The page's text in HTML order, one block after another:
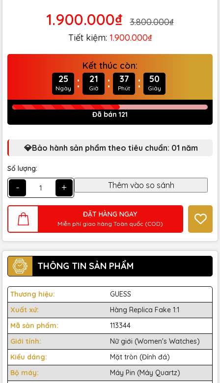
1.900.000₫
3.800.000₫
Tiết kiệm: 1.900.000₫
Kết thúc còn:
25
Ngày : 21
Giờ : 37
Phút : 49
Giây
Đã bán 121
💎Bảo hành sản phẩm theo tiêu chuẩn: 01 năm
Số lượng:
- +
ĐẶT HÀNG NGAY
Miễn phí giao hàng Toàn quốc (COD)
THÔNG TIN SẢN PHẨM
Thương hiệu:
GUESS
Xuất xứ:
Hàng Replica Fake 1:1
Mã sản phẩm:
113344
Giới tính:
Nữ giới (Women's Watches)
Kiểu dáng:
Mặt tròn (Đính đá)
Bộ máy:
Máy Pin (Máy Quartz)